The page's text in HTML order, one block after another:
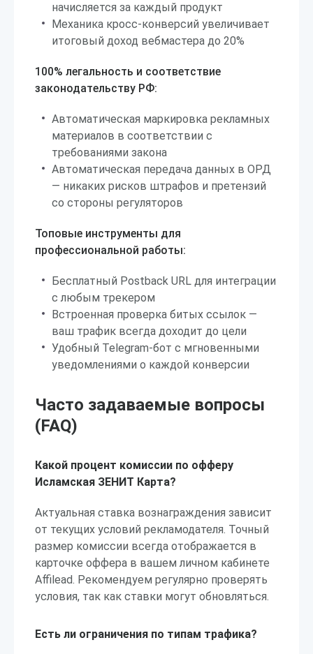
начисляется за каждый продукт
Механика кросс-конверсий увеличивает
итоговый доход вебмастера до 20%
100% легальность и соответствие
законодательству РФ:
Автоматическая маркировка рекламных
материалов в соответствии с
требованиями закона
Автоматическая передача данных в ОРД
— никаких рисков штрафов и претензий
со стороны регуляторов
Топовые инструменты для
профессиональной работы:
Бесплатный Postback URL для интеграции
с любым трекером
Встроенная проверка битых ссылок —
ваш трафик всегда доходит до цели
Удобный Telegram-бот с мгновенными
уведомлениями о каждой конверсии
Часто задаваемые вопросы
(FAQ)
Какой процент комиссии по офферу
Исламская ЗЕНИТ Карта?
Актуальная ставка вознаграждения зависит
от текущих условий рекламодателя. Точный
размер комиссии всегда отображается в
карточке оффера в вашем личном кабинете
Affilead. Рекомендуем регулярно проверять
условия, так как ставки могут обновляться.
Есть ли ограничения по типам трафика?